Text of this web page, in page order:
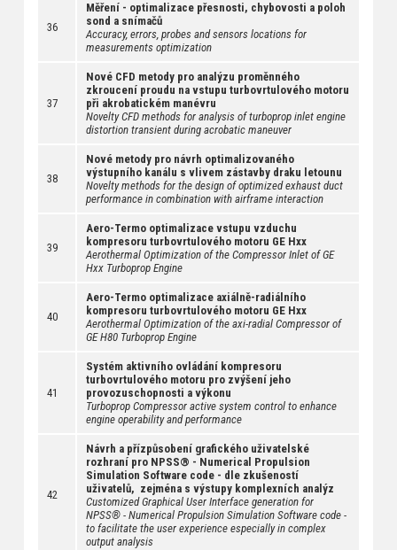
36
Měření - optimalizace přesnosti, chybovosti a poloh
sond a snímačů
Accuracy, errors, probes and sensors locations for
measurements optimization
37
Nové CFD metody pro analýzu proměnného
zkroucení proudu na vstupu turbovrtulového motoru
při akrobatickém manévru
Novelty CFD methods for analysis of turboprop inlet engine
distortion transient during acrobatic maneuver
38
Nové metody pro návrh optimalizovaného
výstupního kanálu s vlivem zástavby draku letounu
Novelty methods for the design of optimized exhaust duct
performance in combination with airframe interaction
39
Aero-Termo optimalizace vstupu vzduchu
kompresoru turbovrtulového motoru GE Hxx
Aerothermal Optimization of the Compressor Inlet of GE
Hxx Turboprop Engine
40
Aero-Termo optimalizace axiálně-radiálního
kompresoru turbovrtulového motoru GE Hxx
Aerothermal Optimization of the axi-radial Compressor of
GE H80 Turboprop Engine
41
Systém aktivního ovládání kompresoru
turbovrtulového motoru pro zvýšení jeho
provozuschopnosti a výkonu
Turboprop Compressor active system control to enhance
engine operability and performance
42
Návrh a přízpůsobení grafického uživatelské
rozhraní pro NPSS® - Numerical Propulsion
Simulation Software code - dle zkušeností
uživatelů, zejména s výstupy komplexních analýz
Customized Graphical User Interface generation for
NPSS® - Numerical Propulsion Simulation Software code -
to facilitate the user experience especially in complex
output analysis